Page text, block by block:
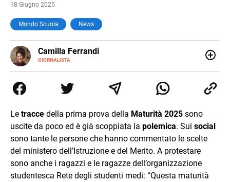
18 Giugno 2025
Mondo Scuola News
Camilla Ferrandi
GIORNALISTA
E-
MAIL
LINKEDIN
di trasformare la passione per la scrittura in un lavoro, e
da lì non mi sono più fermata. L’attualità è il mio pane
mente.
Le tracce della prima prova della Maturità 2025 sono
uscite da poco ed è già scoppiata la polemica. Sui social
sono tante le persone che hanno commentato le scelte
del ministero dell’Istruzione e del Merito. A protestare
sono anche i ragazzi e le ragazze dell’organizzazione
studentesca Rete degli studenti medi: “Questa maturità